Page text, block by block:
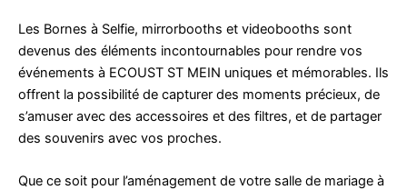
Les Bornes à Selfie, mirrorbooths et videobooths sont
devenus des éléments incontournables pour rendre vos
événements à ECOUST ST MEIN uniques et mémorables. Ils
offrent la possibilité de capturer des moments précieux, de
s’amuser avec des accessoires et des filtres, et de partager
des souvenirs avec vos proches.
Que ce soit pour l’aménagement de votre salle de mariage à